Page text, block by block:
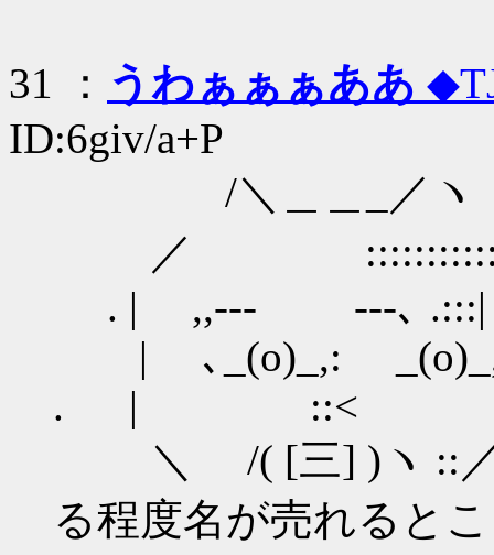
31 ： うわぁぁぁああ
ID:6giv/a+P
/＼＿＿_
／
. | ,,-‐‐ ‐‐-､
| ､_(o)_,:
. | ::<
＼ /( [三] )ヽ ::／
る程度名が売れると